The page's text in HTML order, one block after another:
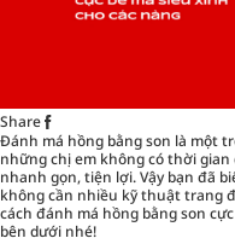
Share
Đánh má hồng bằng son là một
những chị em không có thời gian
nhanh gọn, tiện lợi. Vậy bạn đã
không cần nhiều kỹ thuật trang
cách đánh má hồng bằng son
bên dưới nhé!